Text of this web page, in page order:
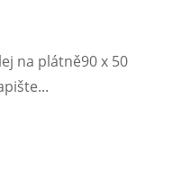
na plátně90 x 50